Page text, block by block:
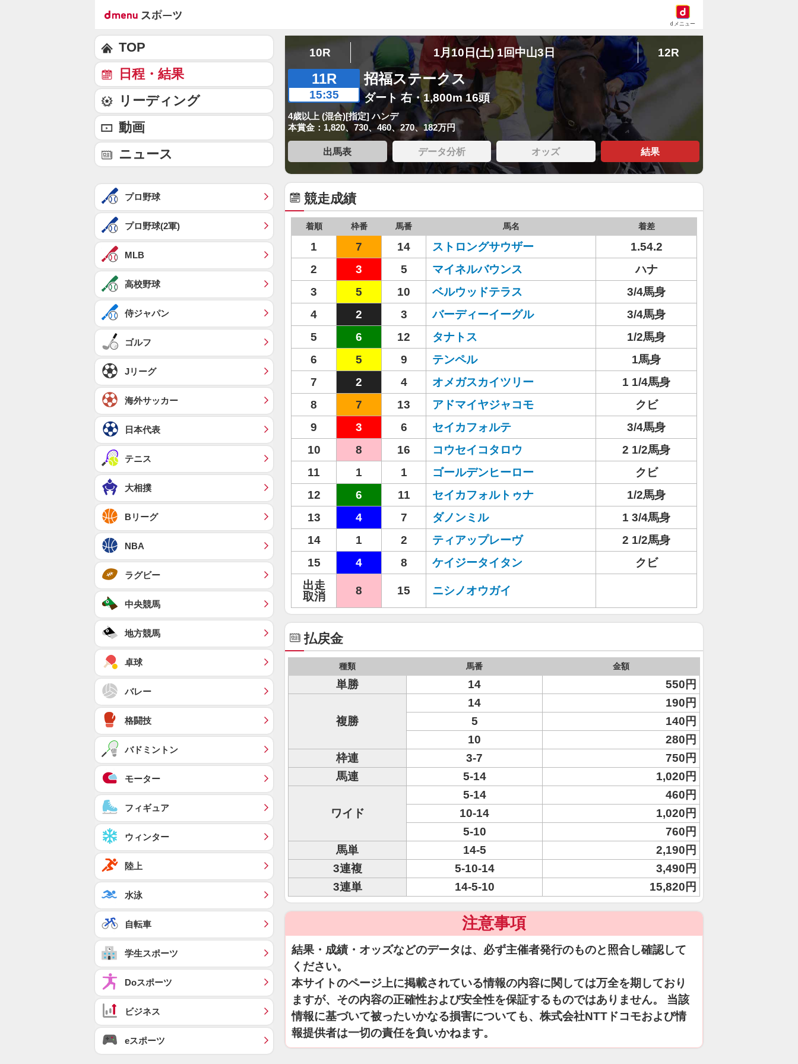
dメニュー
10R 1月10日(土) 1回中山3日 12R
11R
15:35
招福ステークス
ダート 右・1,800m 16頭
4歳以上 (混合)[指定] ハンデ
本賞金：1,820、730、460、270、182万円
出馬表 データ分析 オッズ 結果
競走成績
着順 枠番 馬番 馬名 着差
1 7 14 ストロングサウザー
1.54.2
2
3 5 マイネルバウンス
ハナ
3
5 10 ベルウッドテラス
3/4馬身
4
2 3 バーディーイーグル
3/4馬身
5
6 12 タナトス
1/2馬身
6
5 9 テンペル
1馬身
7
2 4 オメガスカイツリー
1 1/4馬身
8
7 13 アドマイヤジャコモ
クビ
9
3 6 セイカフォルテ
3/4馬身
10
8 16 コウセイコタロウ
2 1/2馬身
11
1 1 ゴールデンヒーロー
クビ
12
6 11 セイカフォルトゥナ
1/2馬身
13
4 7 ダノンミル
1 3/4馬身
14
1 2 ティアップレーヴ
2 1/2馬身
15
4 8 ケイジータイタン
クビ
出走
取消
8 15 ニシノオウガイ
払戻金
種類 馬番 金額
単勝 14 550円
複勝
14
190円
5
140円
10
280円
枠連
3-7
750円
馬連
5-14 1,020円
ワイド
5-14
460円
10-14
1,020円
5-10
760円
馬単
14-5
2,190円
3連複
5-10-14
3,490円
3連単
14-5-10 15,820円
注意事項
結果・成績・オッズなどのデータは、必ず主催者発行のものと照合し確認して
ください。
本サイトのページ上に掲載されている情報の内容に関しては万全を期しており
ますが、その内容の正確性および安全性を保証するものではありません。 当該
情報に基づいて被ったいかなる損害についても、株式会社NTTドコモおよび情
報提供者は一切の責任を負いかねます。
TOP
日程・結果
リーディング
動画
ニュース
プロ野球
プロ野球(2軍)
MLB
高校野球
侍ジャパン
ゴルフ
Jリーグ
海外サッカー
日本代表
テニス
大相撲
Bリーグ
NBA
ラグビー
中央競馬
地方競馬
卓球
バレー
格闘技
バドミントン
モーター
フィギュア
ウィンター
陸上
水泳
自転車
学生スポーツ
Doスポーツ
ビジネス
eスポーツ